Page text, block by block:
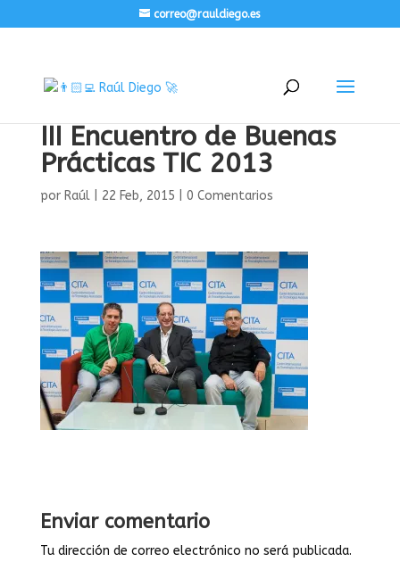
correo@rauldiego.es
III Encuentro de Buenas
Prácticas TIC 2013
por Raúl| 22 Feb, 2015 0 Comentarios
Enviar comentario
Tu dirección de correo electrónico no será publicada.